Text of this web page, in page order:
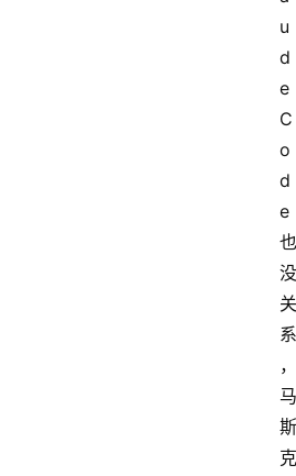
u
d
e
C
o
d
e
也
没
关
系
，
马
斯
克